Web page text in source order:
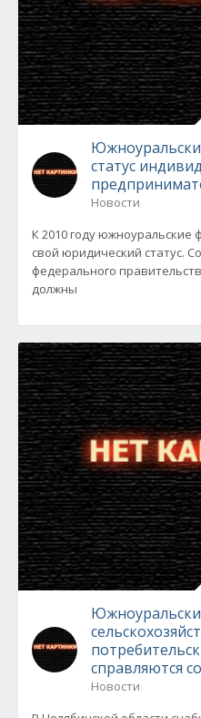
статус
Новости
К 2010 году южноуральские
свой юридический статус.
федерального
должны
справляются
Новости